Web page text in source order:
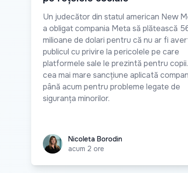
Un judecător din statul american New
a obligat compania Meta să plătească
milioane de dolari pentru că nu ar fi
publicul cu privire la pericolele pe care
platformele sale le prezintă pentru
cea mai mare sancțiune aplicată
până acum pentru probleme legate de
siguranța minorilor.
Nicoleta Borodin
Nicoleta Borodin
acum 2 ore